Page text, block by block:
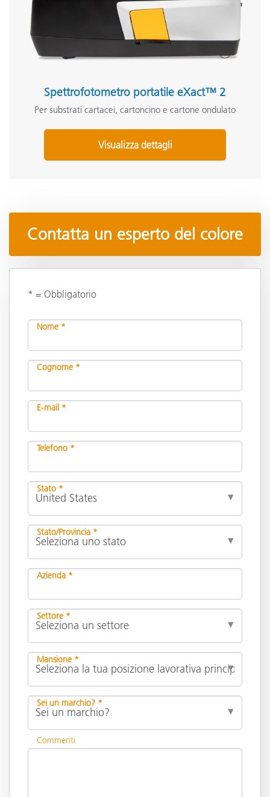
Spettrofotometro portatile eXact™ 2
Per substrati cartacei, cartoncino e cartone ondulato
Visualizza dettagli
Contatta un esperto del colore
* = Obbligatorio
Nome *
Cognome *
E-mail *
Telefono *
Stato *
Stato/Provincia *
Azienda *
Settore *
Mansione *
Sei un marchio? *
Commenti